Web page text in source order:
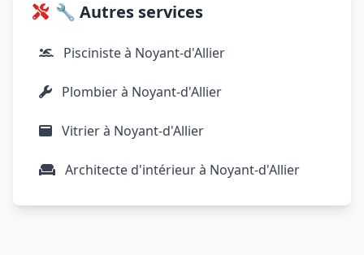
🔧 Autres services
Pisciniste à Noyant-d'Allier
Plombier à Noyant-d'Allier
Vitrier à Noyant-d'Allier
Architecte d'intérieur à Noyant-d'Allier